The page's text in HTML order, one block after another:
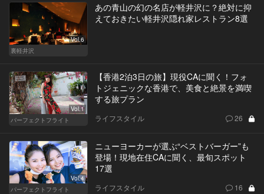
Vol.6
裏軽井沢
あの青山の幻の名店が軽井沢に？絶対に抑
えておきたい軽井沢隠れ家レストラン8選
Vol.1
パーフェクトフライト
【香港2泊3日の旅】現役CAに聞く！フォ
トジェニックな香港で、美食と絶景を満喫
する旅プラン
ライフスタイル 26
Vol.4
パーフェクトフライト
ニューヨーカーが選ぶ“ベストバーガー”も
登場！現地在住CAに聞く、最旬スポット
17選
ライフスタイル 16